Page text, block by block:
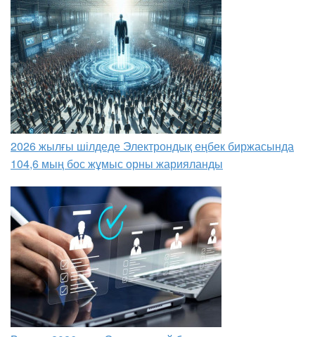
2026 жылғы шілдеде Электрондық еңбек биржасында
104,6 мың бос жұмыс орны жарияланды